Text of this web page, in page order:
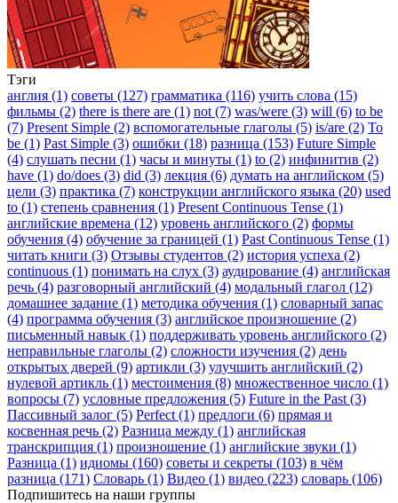
Тэги
англия (1) советы (127) грамматика (116) учить слова (15)
фильмы (2) there is there are (1) not (7) was/were (3) will (6) to be
(7) Present Simple (2) вспомогательные глаголы (5) is/are (2) To
be (1) Past Simple (3) ошибки (18) разница (153) Future Simple
(4) слушать песни (1) часы и минуты (1) to (2) инфинитив (2)
have (1) do/does (3) did (3) лекция (6) думать на английском (5)
цели (3) практика (7) конструкции английского языка (20) used
to (1) степень сравнения (1) Present Continuous Tense (1)
английские времена (12) уровень английского (2) формы
обучения (4) обучение за границей (1) Past Continuous Tense (1)
читать книги (3) Отзывы студентов (2) история успеха (2)
continuous (1) понимать на слух (3) аудирование (4) английская
речь (4) разговорный английский (4) модальный глагол (12)
домашнее задание (1) методика обучения (1) словарный запас
(4) программа обучения (3) английское произношение (2)
письменный навык (1) поддерживать уровень английского (2)
неправильные глаголы (2) сложности изучения (2) день
открытых дверей (9) артикли (3) улучшить английский (2)
нулевой артикль (1) местоимения (8) множественное число (1)
вопросы (7) условные предложения (5) Future in the Past (3)
Пассивный залог (5) Perfect (1) предлоги (6) прямая и
косвенная речь (2) Разница между (1) английская
транскрипция (1) произношение (1) английские звуки (1)
Разница (1) идиомы (160) советы и секреты (103) в чём
разница (171) Словарь (1) Видео (1) видео (223) словарь (106)
Подпишитесь на наши группы